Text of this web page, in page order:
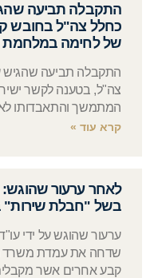
התקבלה תביעה
כחלל צה"ל בחובש
של לחימה במלחמת
התקבלה תביעה שהגיש
צה"ל, בטענה לקשר ישיר
המתמשך והתאבדותו
קרא עוד »
לאחר ערעור שהוגש:
בשל "חבלת שירות"
ערעור שהוגש על ידי
שדחה את עמדת משרד
קבע אחרים אשר מקבלים